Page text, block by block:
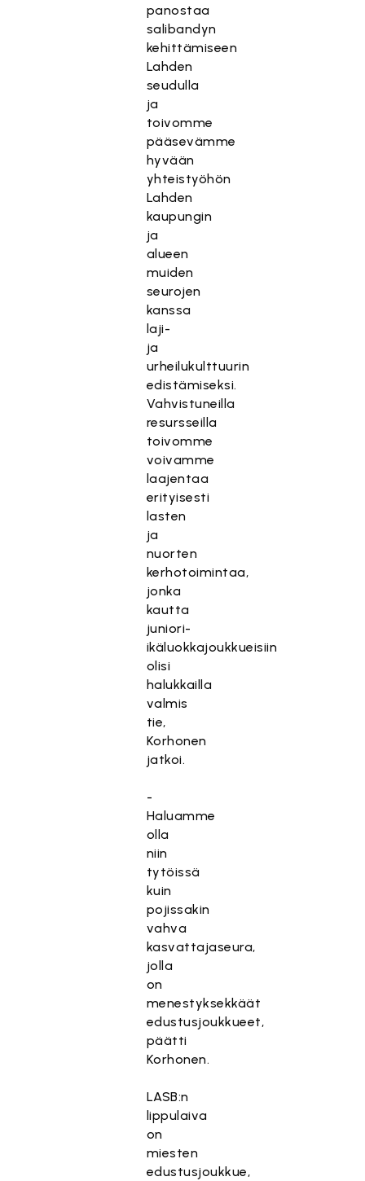
panostaa
salibandyn
kehittämiseen
Lahden
seudulla
ja
toivomme
pääsevämme
hyvään
yhteistyöhön
Lahden
kaupungin
ja
alueen
muiden
seurojen
kanssa
laji-
ja
urheilukulttuurin
edistämiseksi.
Vahvistuneilla
resursseilla
toivomme
voivamme
laajentaa
erityisesti
lasten
ja
nuorten
kerhotoimintaa,
jonka
kautta
juniori-
ikäluokkajoukkueisiin
olisi
halukkailla
valmis
tie,
Korhonen
jatkoi.
-
Haluamme
olla
niin
tytöissä
kuin
pojissakin
vahva
kasvattajaseura,
jolla
on
menestyksekkäät
edustusjoukkueet,
päätti
Korhonen.
LASB:n
lippulaiva
on
miesten
edustusjoukkue,